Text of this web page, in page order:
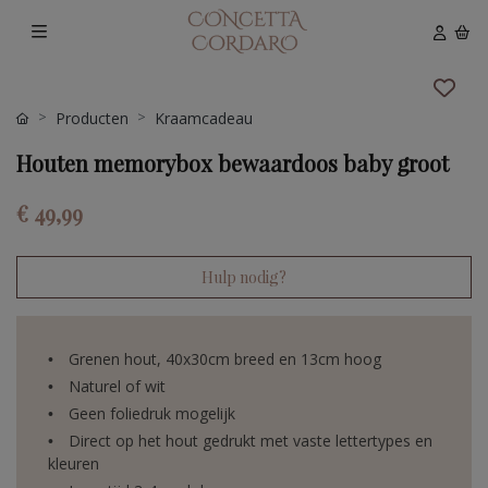
Producten Kraamcadeau
Houten memorybox bewaardoos baby groot
€ 49,99
Hulp nodig?
Grenen hout, 40x30cm breed en 13cm hoog
Naturel of wit
Geen foliedruk mogelijk
Direct op het hout gedrukt met vaste lettertypes en
kleuren